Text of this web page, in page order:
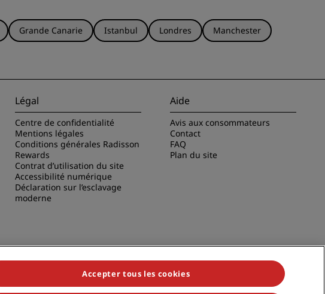
Grande Canarie Istanbul Londres
Manchester
Légal
Centre de confidentialité
Mentions légales
Conditions générales Radisson
Rewards
Contrat d’utilisation du site
Accessibilité numérique
Déclaration sur l’esclavage
moderne
Aide
Avis aux consommateurs
Contact
FAQ
Plan du site
Accepter tous les cookies